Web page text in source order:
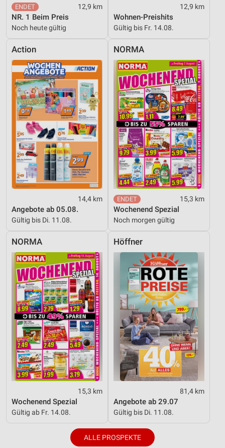
12,9 km
NR. 1 Beim Preis
Noch heute gültig
12,9 km
Wohnen-Preishits
Gültig bis Fr. 14.08.
Action
14,4 km
Angebote ab 05.08.
Gültig bis Di. 11.08.
NORMA
15,3 km
Wochenend Spezial
Noch morgen gültig
NORMA
15,3 km
Wochenend Spezial
Gültig ab Fr. 14.08.
Höffner
81,4 km
Angebote ab 29.07
Gültig bis Di. 11.08.
ALLE PROSPEKTE